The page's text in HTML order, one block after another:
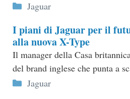
Categorie
Jaguar
I piani di Jaguar per il
alla nuova X-Type
Il manager della Casa
del brand inglese che punta a
Categorie
Jaguar